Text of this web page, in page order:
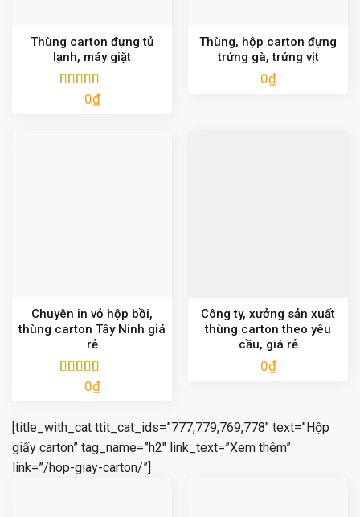
Thùng carton đựng tủ
lạnh, máy giặt
Được xếp
0₫
Thùng, hộp carton đựng
trứng gà, trứng vịt
0₫
Chuyên in vỏ hộp bồi,
thùng carton Tây Ninh giá
rẻ
Được xếp
0₫
Công ty, xưởng sản xuất
thùng carton theo yêu
cầu, giá rẻ
0₫
[title_with_cat ttit_cat_ids=”777,779,769,778″ text=”Hộp
giấy carton” tag_name=”h2″ link_text=”Xem thêm”
link=”/hop-giay-carton/”]